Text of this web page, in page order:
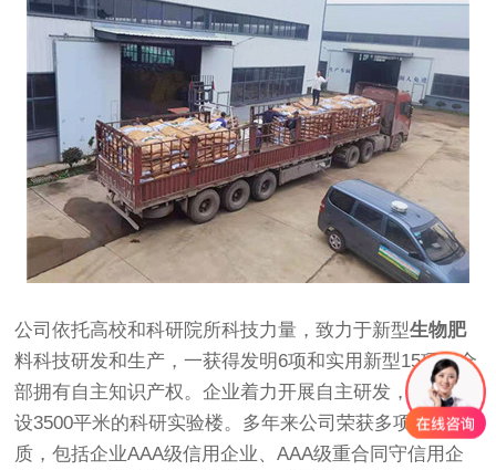
公司依托高校和科研院所科技力量，致力于新型生物肥
料科技研发和生产，一获得发明6项和实用新型15项，全
部拥有自主知识产权。企业着力开展自主研发，正在建
设3500平米的科研实验楼。多年来公司荣获多项荣誉资
质，包括企业AAA级信用企业、AAA级重合同守信用企